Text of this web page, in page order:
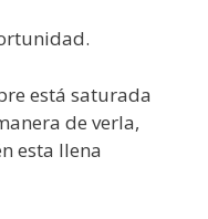
está saturada
de verla,
esta llena